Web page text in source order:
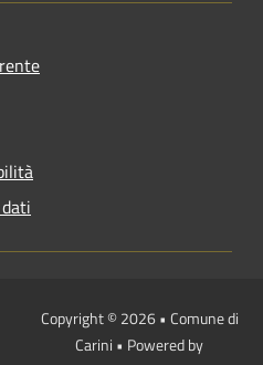
Copyright © 2026 • Comune di
Carini • Powered by